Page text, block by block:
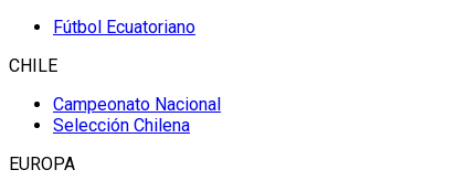
Fútbol Ecuatoriano
CHILE
Campeonato Nacional
Selección Chilena
EUROPA